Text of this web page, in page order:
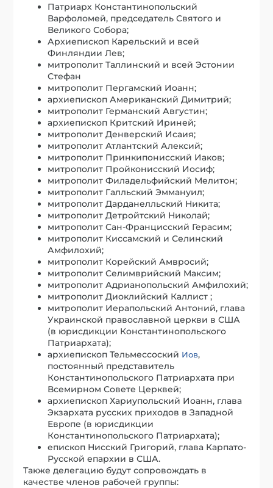
Патриарх Константинопольский
Варфоломей, председатель Святого и
Великого Собора;
Архиепископ Карельский и всей
Финляндии Лев;
митрополит Таллинский и всей Эстонии
Стефан
митрополит Пергамский Иоанн;
архиепископ Американский Димитрий;
митрополит Германский Августин;
архиепископ Критский Ириней;
митрополит Денверский Исаия;
митрополит Атлантский Алексий;
митрополит Принкипонисский Иаков;
митрополит Пройконисский Иосиф;
митрополит Филадельфийский Мелитон;
митрополит Галльский Эммануил;
митрополит Дарданелльский Никита;
митрополит Детройтский Николай;
митрополит Сан-Францисский Герасим;
митрополит Киссамский и Селинский
Амфилохий;
митрополит Корейский Амвросий;
митрополит Селимврийский Максим;
митрополит Адрианопольский Амфилохий;
митрополит Диоклийский Каллист ;
митрополит Иерапольский Антоний, глава
Украинской православной церкви в США
(в юрисдикции Константинопольского
Патриархата);
архиепископ Тельмессоский Иов,
постоянный представитель
Константинопольского Патриархата при
Всемирном Совете Церквей;
архиепископ Хариупольский Иоанн, глава
Экзархата русских приходов в Западной
Европе (в юрисдикции
Константинопольского Патриархата);
епископ Нисский Григорий, глава Карпато-
Русской епархии в США.
Также делегацию будут сопровождать в
качестве членов рабочей группы: